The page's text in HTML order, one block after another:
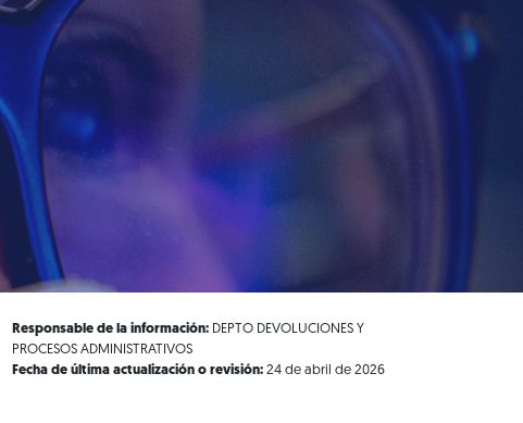
Responsable de la información: DEPTO DEVOLUCIONES Y
PROCESOS ADMINISTRATIVOS
Fecha de última actualización o revisión: 24 de abril de 2026